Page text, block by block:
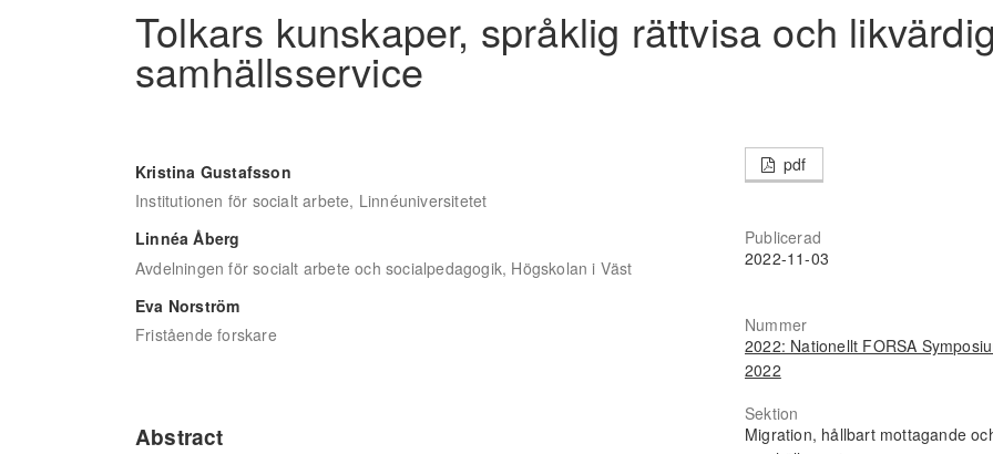
Tolkars kunskaper, språklig rättvisa och
samhällsservice
Kristina Gustafsson
Institutionen för socialt arbete, Linnéuniversitetet
Linnéa Åberg
Avdelningen för socialt arbete och socialpedagogik, Högskolan i Väst
Eva Norström
Fristående forskare
Abstract
pdf
Publicerad
2022-11-03
Nummer
2022: Nationellt FORSA
2022
Sektion
Migration, hållbart mottagande